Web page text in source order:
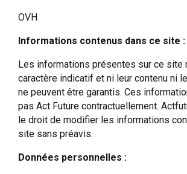
OVH
Informations contenus dans ce site :
Les informations présentes sur ce site
caractère indicatif et ni leur contenu ni
ne peuvent être garantis. Ces
pas Act Future contractuellement.
le droit de modifier les informations
site sans préavis.
Données personnelles :